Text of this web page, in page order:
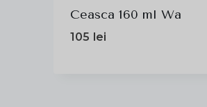
Ceasca 160 ml Wa
105 lei